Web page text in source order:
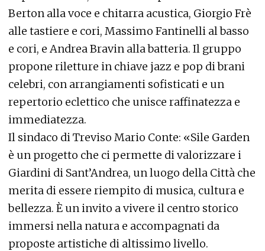
Berton alla voce e chitarra acustica, Giorgio Frè
alle tastiere e cori, Massimo Fantinelli al basso
e cori, e Andrea Bravin alla batteria. Il gruppo
propone riletture in chiave jazz e pop di brani
celebri, con arrangiamenti sofisticati e un
repertorio eclettico che unisce raffinatezza e
immediatezza.
Il sindaco di Treviso Mario Conte: «Sile Garden
è un progetto che ci permette di valorizzare i
Giardini di Sant’Andrea, un luogo della Città che
merita di essere riempito di musica, cultura e
bellezza. È un invito a vivere il centro storico
immersi nella natura e accompagnati da
proposte artistiche di altissimo livello.